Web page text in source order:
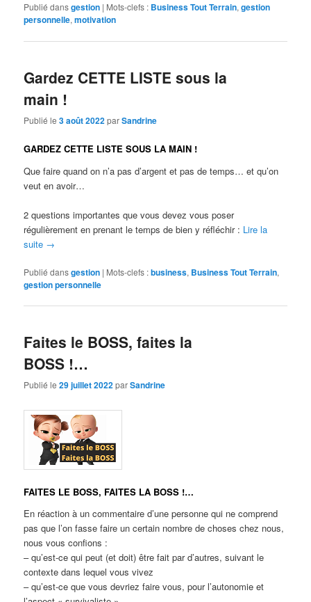
Publié dansgestion | Mots-clefs : Business Tout Terrain,gestion
personnelle,motivation
Gardez CETTE LISTE sous la
main !
Publié le3 août 2022parSandrine
GARDEZ CETTE LISTE SOUS LA MAIN !
Que faire quand on n’a pas d’argent et pas de temps… et qu’on
veut en avoir…
2 questions importantes que vous devez vous poser
régulièrement en prenant le temps de bien y réfléchir : Lire la
suite →
Publié dansgestion | Mots-clefs :business, Business Tout Terrain,
gestion personnelle
Faites le BOSS, faites la
BOSS !…
Publié le29 juillet 2022parSandrine
FAITES LE BOSS, FAITES LA BOSS !…
En réaction à un commentaire d’une personne qui ne comprend
pas que l’on fasse faire un certain nombre de choses chez nous,
nous vous confions :
– qu’est-ce qui peut (et doit) être fait par d’autres, suivant le
contexte dans lequel vous vivez
– qu’est-ce que vous devriez faire vous, pour l’autonomie et